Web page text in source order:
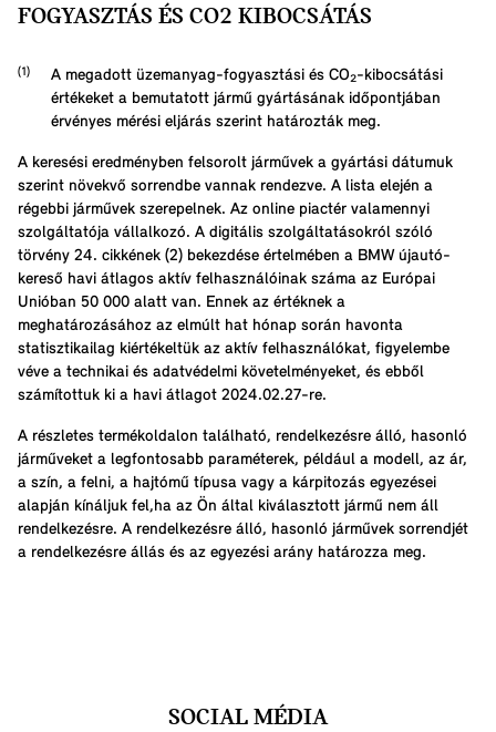
FOGYASZTÁS ÉS CO2 KIBOCSÁTÁS
A megadott üzemanyag-fogyasztási és CO₂-kibocsátási
értékeket a bemutatott jármű gyártásának időpontjában
érvényes mérési eljárás szerint határozták meg.
A keresési eredményben felsorolt járművek a gyártási dátumuk
szerint növekvő sorrendbe vannak rendezve. A lista elején a
régebbi járművek szerepelnek. Az online piactér valamennyi
szolgáltatója vállalkozó. A digitális szolgáltatásokról szóló
törvény 24. cikkének (2) bekezdése értelmében a BMW újautó-
kereső havi átlagos aktív felhasználóinak száma az Európai
Unióban 50 000 alatt van. Ennek az értéknek a
meghatározásához az elmúlt hat hónap során havonta
statisztikailag kiértékeltük az aktív felhasználókat, figyelembe
véve a technikai és adatvédelmi követelményeket, és ebből
számítottuk ki a havi átlagot 2024.02.27-re.
A részletes termékoldalon található, rendelkezésre álló, hasonló
járműveket a legfontosabb paraméterek, például a modell, az ár,
a szín, a felni, a hajtómű típusa vagy a kárpitozás egyezései
alapján kínáljuk fel,ha az Ön által kiválasztott jármű nem áll
rendelkezésre. A rendelkezésre álló, hasonló járművek sorrendjét
a rendelkezésre állás és az egyezési arány határozza meg.
SOCIAL MÉDIA